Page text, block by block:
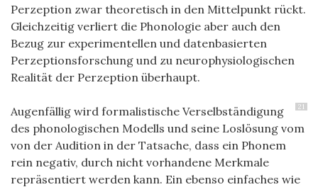
Perzeption zwar theoretisch in den Mittelpunkt rückt.
Gleichzeitig verliert die Phonologie aber auch den
Bezug zur experimentellen und datenbasierten
Perzeptionsforschung und zu neurophysiologischen
Realität der Perzeption überhaupt.
21
Augenfällig wird formalistische Verselbständigung
des phonologischen Modells und seine Loslösung vom
von der Audition in der Tatsache, dass ein Phonem
rein negativ, durch nicht vorhandene Merkmale
repräsentiert werden kann. Ein ebenso einfaches wie